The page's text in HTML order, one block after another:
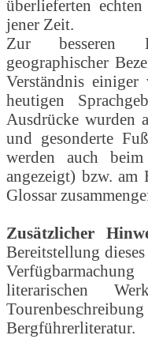
überlieferten
jener Zeit.
Zur besseren
geographischer
Verständnis
heutigen
Ausdrücke wurden
und gesonderte
werden auch
angezeigt) bzw. am
Glossar
Zusätzlicher
Bereitstellung
literarischen
Bergführerliteratur.